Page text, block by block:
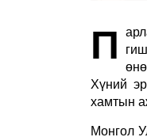
П
Хүний
хамтын
Монгол